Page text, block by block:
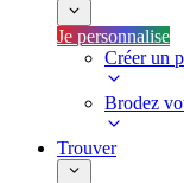
Je personnalise
Créer un
Brodez
Trouver